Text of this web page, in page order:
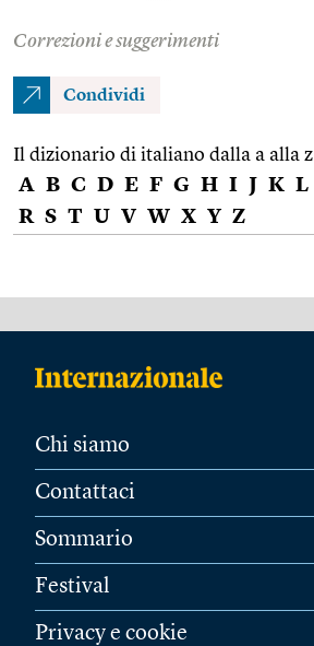
Correzioni e suggerimenti
Condividi
Il dizionario di italiano dalla a alla z
A B C D E F G H I J K L
R S T U V W X Y Z
Chi siamo
Contattaci
Sommario
Festival
Privacy e cookie